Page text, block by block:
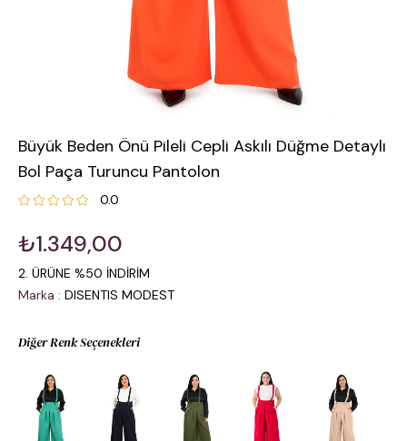
Büyük Beden Önü Pileli Cepli Askılı Düğme Detaylı
Bol Paça Turuncu Pantolon
0.0
₺1.349,00
2. ÜRÜNE %50 İNDİRİM
Marka : DISENTIS MODEST
Diğer Renk Seçenekleri